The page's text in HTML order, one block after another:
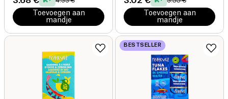
Toevoegen aan
mandje
Toevoegen aan
mandje
BESTSELLER